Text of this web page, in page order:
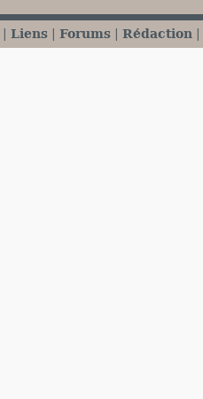
Liens Forums Rédaction